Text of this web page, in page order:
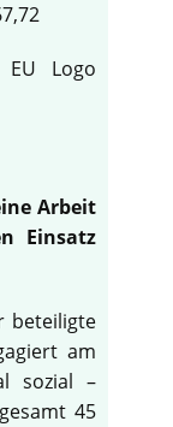
Arbeit
Einsatz
beteiligte
am
sozial –
45